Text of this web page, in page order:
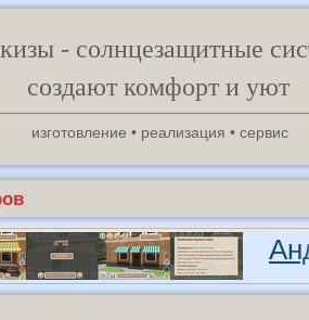
- солнцезащитные
создают комфорт и уют
изготовление • реализация • сервис